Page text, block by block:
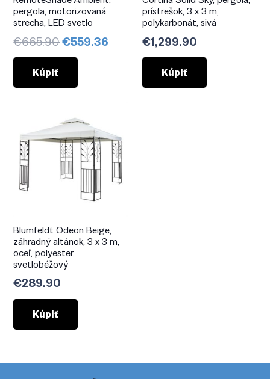
pergola, motorizovaná
strecha, LED svetlo
€665.90Pôvodná
cena
€665.90.
€559.36 Aktuálna
€559.36.
Kúpiť
prístrešok, 3 x 3 m,
polykarbonát, sivá
€1,299.90
Kúpiť
Blumfeldt Odeon Beige,
záhradný altánok, 3 x 3 m,
oceľ, polyester,
svetlobéžový
€289.90
Kúpiť